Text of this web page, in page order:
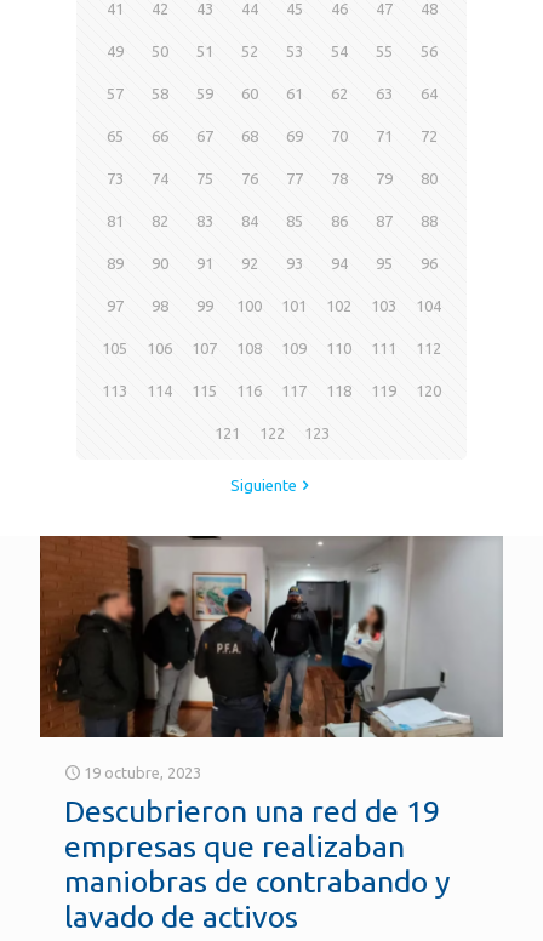
41 42 43 44 45 46 47 48
49 50 51 52 53 54 55 56
57 58 59 60 61 62 63 64
65 66 67 68 69 70 71 72
73 74 75 76 77 78 79 80
81 82 83 84 85 86 87 88
89 90 91 92 93 94 95 96
97 98 99 100 101 102 103 104
105 106 107 108 109 110 111 112
113 114 115 116 117 118 119 120
121 122 123
Siguiente
19 octubre, 2023
Descubrieron una red de 19
empresas que realizaban
maniobras de contrabando y
lavado de activos